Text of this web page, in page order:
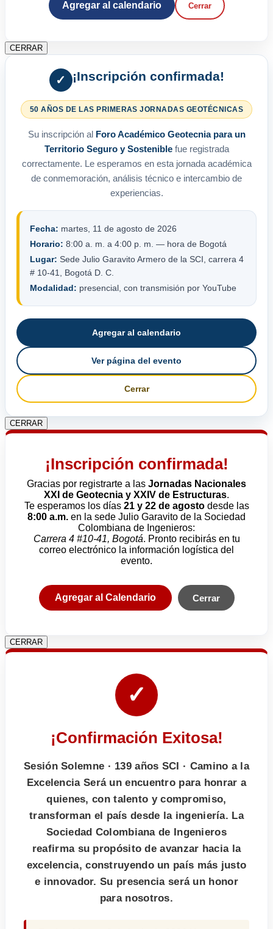
Agregar al calendario Cerrar
CERRAR
✓ ¡Inscripción confirmada!
50 AÑOS DE LAS PRIMERAS JORNADAS GEOTÉCNICAS
Su inscripción al Foro Académico Geotecnia para un
Territorio Seguro y Sosteniblefue registrada
correctamente. Le esperamos en esta jornada académica
de conmemoración, análisis técnico e intercambio de
experiencias.
Fecha: martes, 11 de agosto de 2026
Horario: 8:00 a. m. a 4:00 p. m. — hora de Bogotá
Lugar: Sede Julio Garavito Armero de la SCI, carrera 4
# 10-41, Bogotá D. C.
Modalidad: presencial, con transmisión por YouTube
Agregar al calendario
Ver página del evento
Cerrar
CERRAR
¡Inscripción confirmada!
Gracias por registrarte a las Jornadas Nacionales
XXI de Geotecnia y XXIV de Estructuras.
Te esperamos los días 21 y 22 de agostodesde las
8:00 a.m. en la sede Julio Garavito de la Sociedad
Colombiana de Ingenieros:
Carrera 4 #10-41, Bogotá. Pronto recibirás en tu
correo electrónico la información logística del
evento.
Agregar al Calendario Cerrar
CERRAR
✓
¡Confirmación Exitosa!
Sesión Solemne · 139 años SCI · Camino a la
Excelencia Será un encuentro para honrar a
quienes, con talento y compromiso,
transforman el país desde la ingeniería. La
Sociedad Colombiana de Ingenieros
reafirma su propósito de avanzar hacia la
excelencia, construyendo un país más justo
e innovador. Su presencia será un honor
para nosotros.